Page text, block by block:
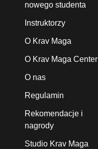
nowego studenta
Instruktorzy
O Krav Maga
O Krav Maga Center
O nas
Regulamin
Rekomendacje i
nagrody
Studio Krav Maga